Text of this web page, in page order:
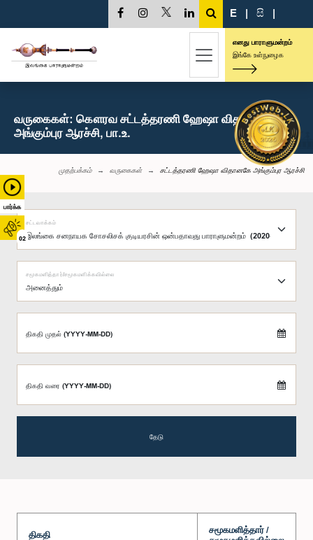
பார்க்க
02
E | සි |
எனது பாராளுமன்றம்
இங்கே உள்நுழைக
வருகைகள்: கௌரவ சட்டத்தரணி ஹேஷா விதானகே
அங்கும்புர ஆரச்சி, பா.உ.
முதற்பக்கம் வருகைகள் சட்டத்தரணி ஹேஷா விதானகே அங்கும்புர ஆரச்சி
சட்டவாக்கம்
சமூகமளித்தார்/சமூகமளிக்கவில்லை
திகதி முதல் (YYYY-MM-DD)
திகதி வரை (YYYY-MM-DD)
தேடு
திகதி
சமூகமளித்தார் /